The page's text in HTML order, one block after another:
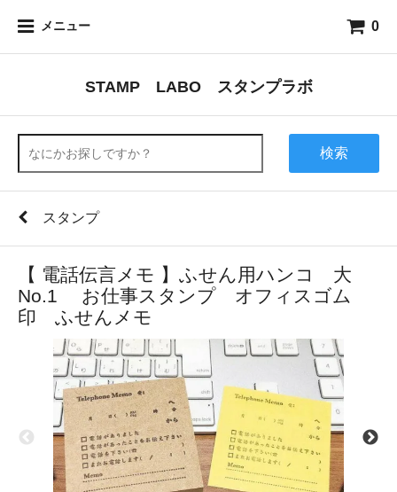
メニュー 0
STAMP LABO スタンプラボ
検索
スタンプ
【 電話伝言メモ 】ふせん用ハンコ 大
No.1 お仕事スタンプ オフィスゴム
印 ふせんメモ